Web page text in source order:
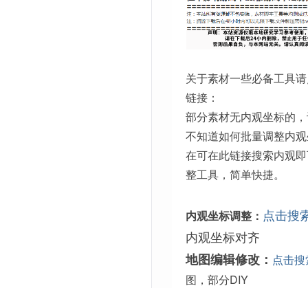
关于素材一些必备工具
链接：
部分素材无内观坐标的
不知道如何批量调整内
在可在此链接搜索内观
整工具，简单快捷。
内观坐标调整： 点击搜
内观坐标对齐
地图编辑修改： 点击
图，部分DIY